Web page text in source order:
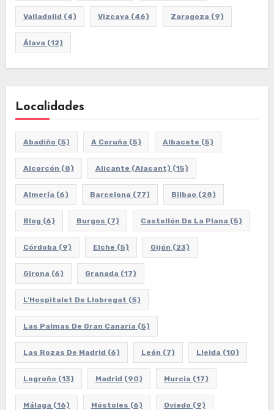
Valladolid (4) Vizcaya (46) Zaragoza (9)
Álava (12)
Localidades
Abadiño (5) A Coruña (5) Albacete (5)
Alcorcón (8) Alicante (Alacant) (15)
Almería (6) Barcelona (77) Bilbao (28)
Blog (6) Burgos (7) Castellón De La Plana (5)
Córdoba (9) Elche (5) Gijón (23)
Girona (6) Granada (17)
L'Hospitalet De Llobregat (5)
Las Palmas De Gran Canaria (5)
Las Rozas De Madrid (6) León (7) Lleida (10)
Logroño (13) Madrid (90) Murcia (17)
Málaga (16) Móstoles (6) Oviedo (9)